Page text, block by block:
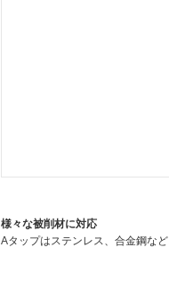
様々な被削材に対応
Aタップはステンレス、合金鋼な